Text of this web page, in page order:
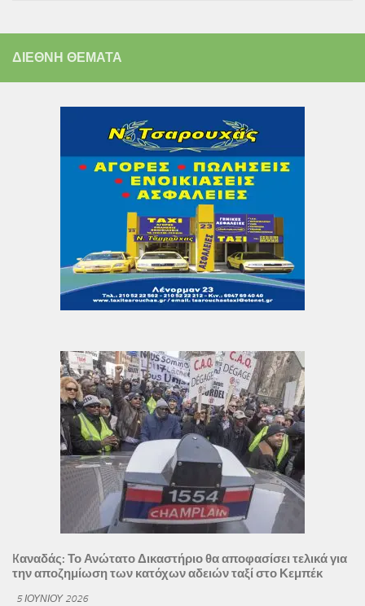
ΔΙΕΘΝΗ ΘΕΜΑΤΑ
Kαναδάς: Το Ανώτατο Δικαστήριο θα αποφασίσει τελικά για
την αποζημίωση των κατόχων αδειών ταξί στο Κεμπέκ
5 ΙΟΥΝΊΟΥ 2026